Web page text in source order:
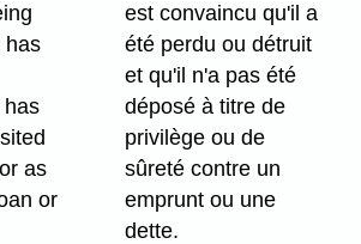
has
has
as
or
est convaincu qu'il a
été perdu ou détruit
et qu'il n'a pas été
déposé à titre de
privilège ou de
sûreté contre un
emprunt ou une
dette.